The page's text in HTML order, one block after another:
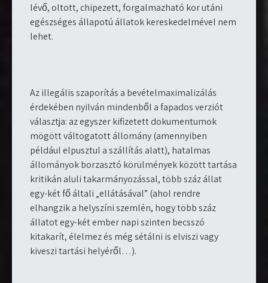
lévő, oltott, chipezett, forgalmazható kor utáni
egészséges állapotú állatok kereskedelmével nem
lehet.
Az illegális szaporítás a bevételmaximalizálás
érdekében nyilván mindenből a fapados verziót
választja: az egyszer kifizetett dokumentumok
mögött váltogatott állomány (amennyiben
például elpusztul a szállítás alatt), hatalmas
állományok borzasztó körülmények között tartása
kritikán aluli takarmányozással, több száz állat
egy-két fő általi „ellátásával” (ahol rendre
elhangzik a helyszíni szemlén, hogy több száz
állatot egy-két ember napi szinten becsszó
kitakarít, élelmez és még sétálni is elviszi vagy
kiveszi tartási helyéről…).